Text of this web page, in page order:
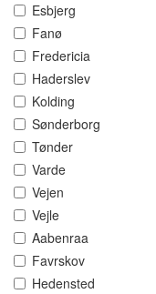
Esbjerg
Fanø
Fredericia
Haderslev
Kolding
Sønderborg
Tønder
Varde
Vejen
Vejle
Aabenraa
Favrskov
Hedensted